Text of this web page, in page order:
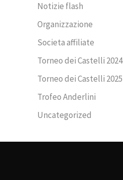
Notizie flash
Organizzazione
Societa affiliate
Torneo dei Castelli 2024
Torneo dei Castelli 2025
Trofeo Anderlini
Uncategorized